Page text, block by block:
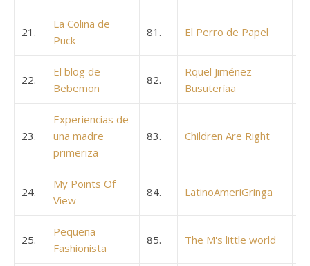
21.
La Colina de
Puck
81. El Perro de Papel
22.
El blog de
Bebemon
82.
Rquel Jiménez
Busuteríaa
23.
Experiencias de
una madre
primeriza
83. Children Are Right
24.
My Points Of
View
84. LatinoAmeriGringa
25.
Pequeña
Fashionista
85. The M's little world